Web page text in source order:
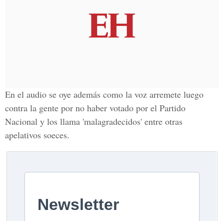
En el audio se oye además como la voz arremete luego
contra la gente por no haber votado por el Partido
Nacional y los llama 'malagradecidos' entre otras
apelativos soeces.